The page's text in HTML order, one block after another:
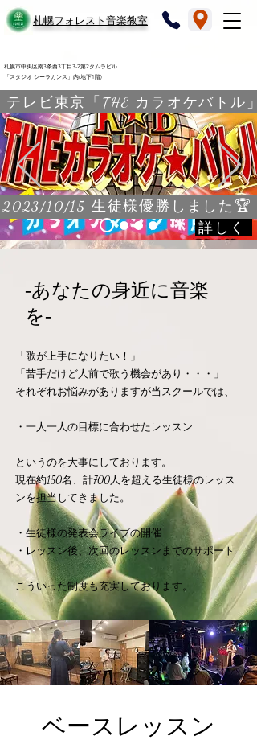
札幌市中央区南3条西3丁目3-2第2タムラビル
「スタジオ シーラカンス」内(地下1階)
​札幌フォレスト音楽教室
-​あなたの身近に音楽
を-
​「歌が上手になりたい！」
「苦手だけど人前で歌う機会があり・・・」
それぞれお悩みがありますが当スクールでは、
・一人一人の目標に合わせたレッスン
​というのを大事にしております。
現在約150名、計700人を超える生徒様のレッス
ンを担当してきました。
​・生徒様の発表会ライブの開催
・レッスン後、次回のレッスンまでのサポート
​こういった制度も充実しております。
テレビ東京「THE カラオケバトル」
2023/10/15 生徒様優勝しました🏆
詳しく
-​ベースレッスン-